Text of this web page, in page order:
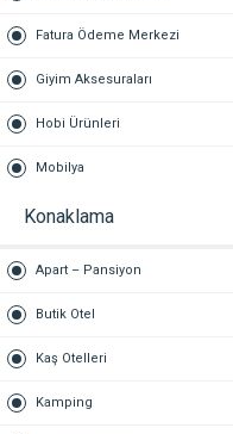
Fatura Ödeme Merkezi
Giyim Aksesuraları
Hobi Ürünleri
Mobilya
Konaklama
Apart – Pansiyon
Butik Otel
Kaş Otelleri
Kamping